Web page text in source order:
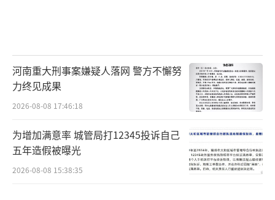
河南重大刑事案嫌疑人落网 警方不懈努
力终见成果
2026-08-08 17:46:18
为增加满意率 城管局打12345投诉自己
五年造假被曝光
2026-08-08 15:38:35